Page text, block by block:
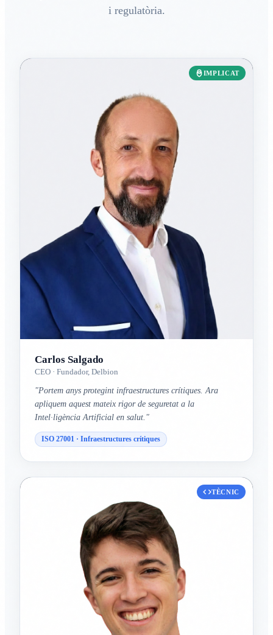
i regulatòria.
IMPLICAT
Carlos Salgado
CEO · Fundador, Delbion
"Portem anys protegint infraestructures crítiques. Ara
apliquem aquest mateix rigor de seguretat a la
Intel·ligència Artificial en salut."
ISO 27001 · Infraestructures crítiques
TÈCNIC